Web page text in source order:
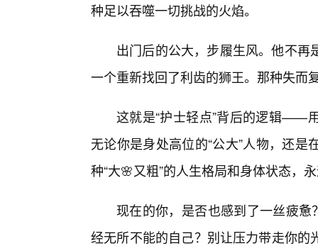
种足以吞噬一切挑战的火焰。
出门后的公大，步履生风。他不
一个重新找回了利齿的狮王。那种失而
这就是“护士轻点”背后的逻辑——
无论你是身处高位的“公大”人物，还
种“大🌸又粗”的人生格局和身体状态，
现在的你，是否也感到了一丝疲惫
经无所不能的自己？别让压力带走你